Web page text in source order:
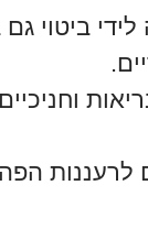
ביטוי גם
וחניכיים
לרעננות